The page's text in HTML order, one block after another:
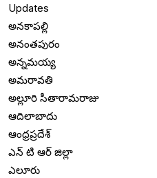
Updates
అనకాపల్లి
అనంతపురం
అన్నమయ్య
అమరావతి
అల్లూరి సీతారామరాజు
ఆదిలాబాదు
ఆంధ్రప్రదేశ్
ఎన్ టి ఆర్ జిల్లా
ఎలూరు